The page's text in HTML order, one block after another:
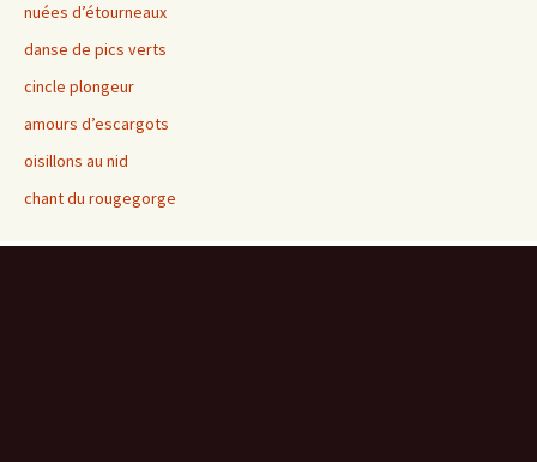
nuées d’étourneaux
danse de pics verts
cincle plongeur
amours d’escargots
oisillons au nid
chant du rougegorge